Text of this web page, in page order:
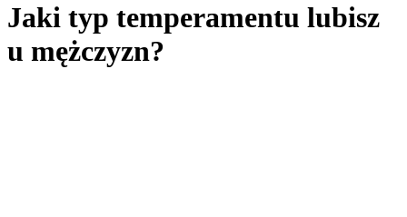
Jaki typ temperamentu lubisz
u mężczyzn?